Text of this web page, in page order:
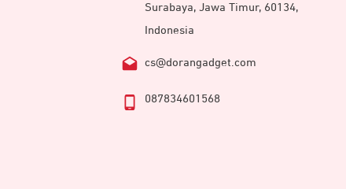
Surabaya, Jawa Timur, 60134,
Indonesia
cs@dorangadget.com
087834601568